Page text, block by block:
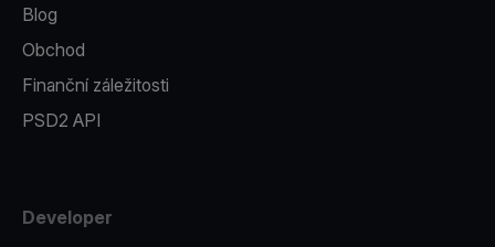
Blog
Obchod
Finanční záležitosti
PSD2 API
Developer